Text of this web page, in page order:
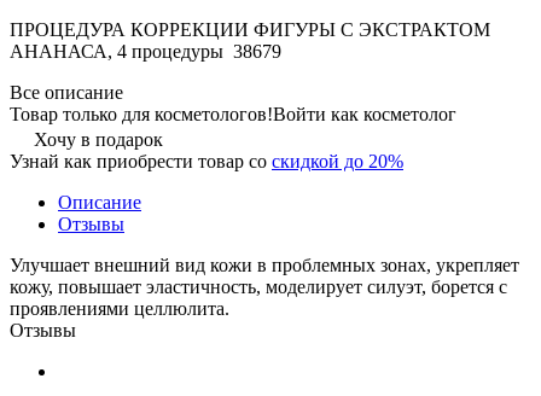
ПРОЦЕДУРА КОРРЕКЦИИ ФИГУРЫ С ЭКСТРАКТОМ
АНАНАСА, 4 процедуры 38679
Все описание
Товар только для косметологов!Войти как косметолог
Хочу в подарок
Узнай как приобрести товар со скидкой до 20%
Описание
Отзывы
Улучшает внешний вид кожи в проблемных зонах, укрепляет
кожу, повышает эластичность, моделирует силуэт, борется с
проявлениями целлюлита.
Отзывы